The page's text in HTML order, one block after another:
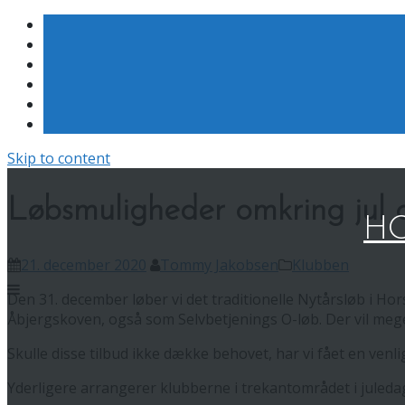
Skip to content
Løbsmuligheder omkring jul
Åbjergskoven, også som Selvbetjenings O-løb. Der vil
Skulle disse tilbud ikke dække behovet, har vi fået en
Yderligere arrangerer klubberne i trekantområdet i